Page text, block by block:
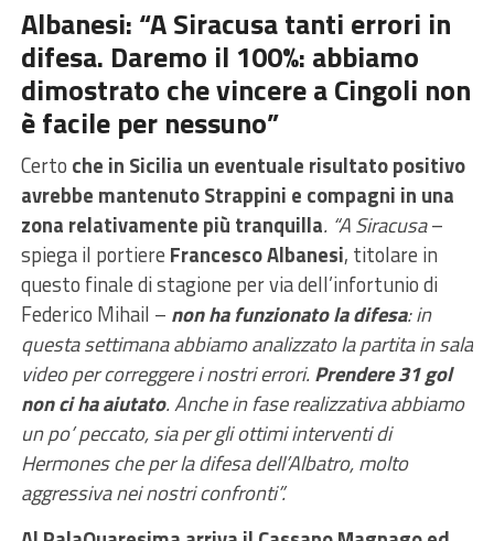
Albanesi: “A Siracusa tanti errori in
difesa. Daremo il 100%: abbiamo
dimostrato che vincere a Cingoli non
è facile per nessuno”
Certo che in Sicilia un eventuale risultato positivo
avrebbe mantenuto Strappini e compagni in una
zona relativamente più tranquilla. “A Siracusa–
spiega il portiere Francesco Albanesi, titolare in
questo finale di stagione per via dell’infortunio di
Federico Mihail – non ha funzionato la difesa: in
questa settimana abbiamo analizzato la partita in sala
video per correggere i nostri errori. Prendere 31 gol
non ci ha aiutato. Anche in fase realizzativa abbiamo
un po’ peccato, sia per gli ottimi interventi di
Hermones che per la difesa dell’Albatro, molto
aggressiva nei nostri confronti”.